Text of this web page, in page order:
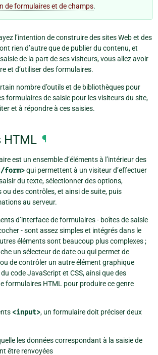
de formulaires et de champs.
l’intention de construire des sites Web et des
rien d’autre que de publier du contenu, et
de la part de ses visiteurs, vous allez avoir
et d’utiliser des formulaires.
nombre d’outils et de bibliothèques pour
formulaires de saisie pour les visiteurs du site,
et à répondre à ces saisies.
HTML ¶
est un ensemble d’éléments à l’intérieur des
form>qui permettent à un visiteur d’effectuer
du texte, sélectionner des options,
ou des contrôles, et ainsi de suite, puis
au serveur.
d’interface de formulaires - boîtes de saisie
- sont assez simples et intégrés dans le
éléments sont beaucoup plus complexes ;
un sélecteur de date ou qui permet de
de contrôler un autre élément graphique
code JavaScript et CSS, ainsi que des
formulaires HTML pour produire ce genre
<input>, un formulaire doit préciser deux
les données correspondant à la saisie de
être renvoyées